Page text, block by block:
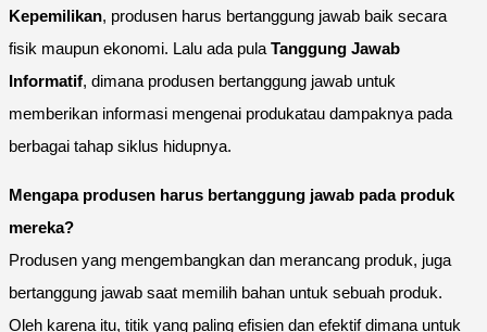
Kepemilikan, produsen harus bertanggung jawab baik secara
fisik maupun ekonomi. Lalu ada pula Tanggung Jawab
Informatif, dimana produsen bertanggung jawab untuk
memberikan informasi mengenai produkatau dampaknya pada
berbagai tahap siklus hidupnya.
Mengapa produsen harus bertanggung jawab pada produk
mereka?
Produsen yang mengembangkan dan merancang produk, juga
bertanggung jawab saat memilih bahan untuk sebuah produk.
Oleh karena itu, titik yang paling efisien dan efektif dimana untuk